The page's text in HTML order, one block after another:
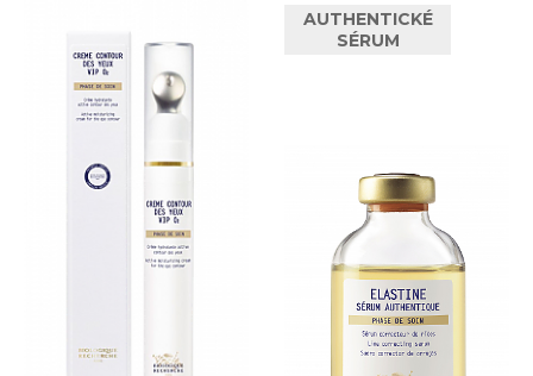
AUTHENTICKÉ
SÉRUM